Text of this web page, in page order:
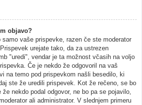
objavo?
samo vaše prispevke, razen če ste moderator
urejate tako, da za ustrezen
"uredi", vendar je ta možnost včasih na voljo
Če je nekdo že odgovoril na vaš
na temo pod prispevkom našli besedilo, ki
ste že uredili prispevek. Kot že rečeno, se bo
nekdo podal odgovor, ne bo pa se pojavilo,
ali administrator. V slednjem primeru